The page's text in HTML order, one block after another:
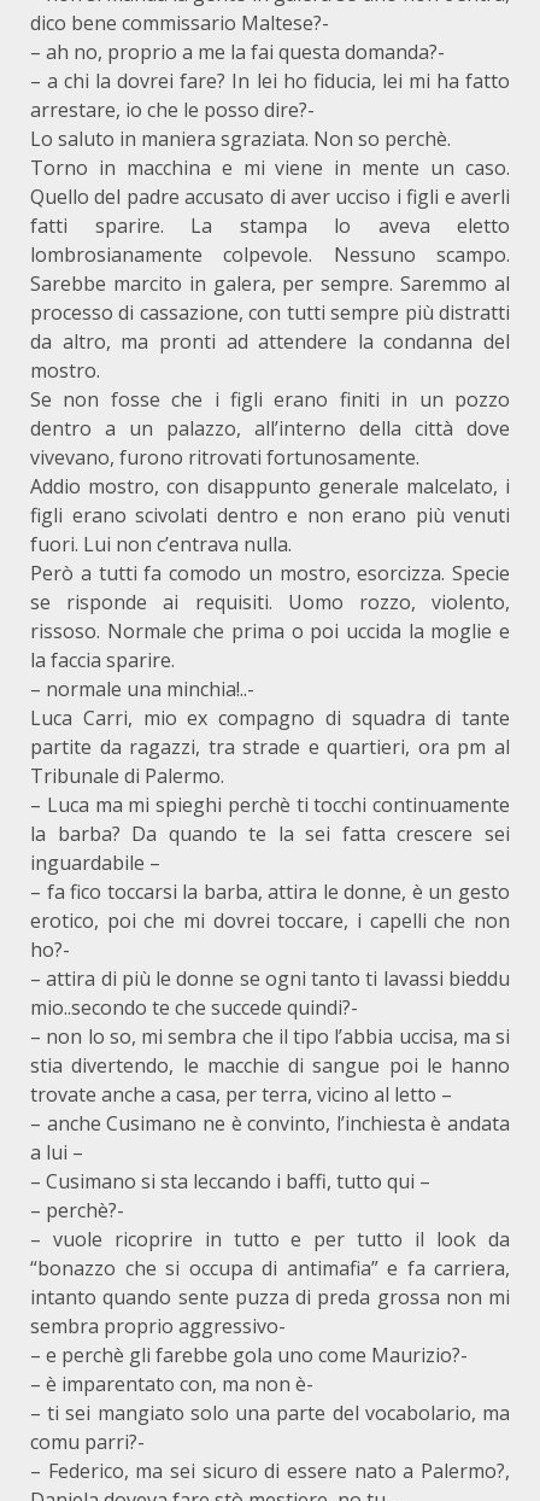
dico bene commissario Maltese?-
– ah no, proprio a me la fai questa domanda?-
– a chi la dovrei fare? In lei ho fiducia, lei mi ha fatto
arrestare, io che le posso dire?-
Lo saluto in maniera sgraziata. Non so perchè.
Torno in macchina e mi viene in mente un caso.
Quello del padre accusato di aver ucciso i figli e averli
fatti sparire. La stampa lo aveva eletto
lombrosianamente colpevole. Nessuno scampo.
Sarebbe marcito in galera, per sempre. Saremmo al
processo di cassazione, con tutti sempre più distratti
da altro, ma pronti ad attendere la condanna del
mostro.
Se non fosse che i figli erano finiti in un pozzo
dentro a un palazzo, all’interno della città dove
vivevano, furono ritrovati fortunosamente.
Addio mostro, con disappunto generale malcelato, i
figli erano scivolati dentro e non erano più venuti
fuori. Lui non c’entrava nulla.
Però a tutti fa comodo un mostro, esorcizza. Specie
se risponde ai requisiti. Uomo rozzo, violento,
rissoso. Normale che prima o poi uccida la moglie e
la faccia sparire.
– normale una minchia!..-
Luca Carri, mio ex compagno di squadra di tante
partite da ragazzi, tra strade e quartieri, ora pm al
Tribunale di Palermo.
– Luca ma mi spieghi perchè ti tocchi continuamente
la barba? Da quando te la sei fatta crescere sei
inguardabile –
– fa fico toccarsi la barba, attira le donne, è un gesto
erotico, poi che mi dovrei toccare, i capelli che non
ho?-
– attira di più le donne se ogni tanto ti lavassi bieddu
mio..secondo te che succede quindi?-
– non lo so, mi sembra che il tipo l’abbia uccisa, ma si
stia divertendo, le macchie di sangue poi le hanno
trovate anche a casa, per terra, vicino al letto –
– anche Cusimano ne è convinto, l’inchiesta è andata
a lui –
– Cusimano si sta leccando i baffi, tutto qui –
– perchè?-
– vuole ricoprire in tutto e per tutto il look da
“bonazzo che si occupa di antimafia” e fa carriera,
intanto quando sente puzza di preda grossa non mi
sembra proprio aggressivo-
– e perchè gli farebbe gola uno come Maurizio?-
– è imparentato con, ma non è-
– ti sei mangiato solo una parte del vocabolario, ma
comu parri?-
– Federico, ma sei sicuro di essere nato a Palermo?,